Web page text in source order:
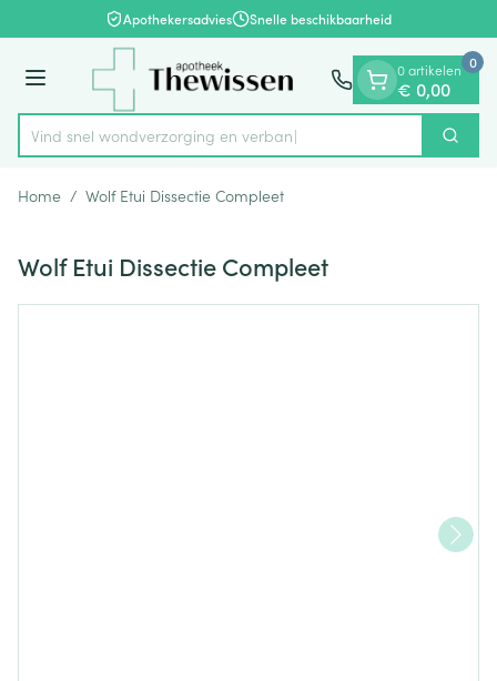
Ga naar de inhoudApothekersadvies Snelle beschikbaarheid
Menu
Product, merk, categorie...
Vind snel wondverzorging en Zoek
0 artikelen
€ 0,00
0
Home / Wolf Etui Dissectie Compleet
Wolf Etui Dissectie Compleet